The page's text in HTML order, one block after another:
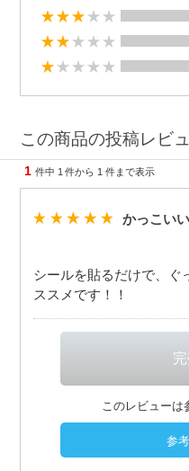
この商品の投稿レビ
1 件中 1 件から 1 件まで表示
かっこい
シールを貼るだけで、ぐ
ススメです！！
このレビューは